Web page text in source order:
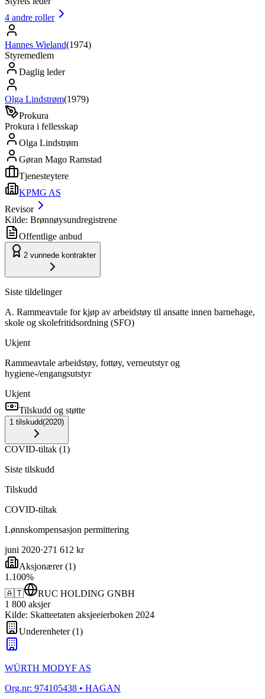
4 andre roller
Hannes Wieland(1974)
Styremedlem
Daglig leder
Olga Lindstrøm(1979)
Prokura
Prokura i fellesskap
Olga Lindstrøm
Gøran Mago Ramstad
Tjenesteytere
KPMG AS
Revisor
Kilde: Brønnøysundregistrene
Offentlige anbud
2 vunnede kontrakter
Siste tildelinger
A. Rammeavtale for kjøp av arbeidstøy til ansatte innen barnehage,
skole og skolefritidsordning (SFO)
Ukjent
Rammeavtale arbeidstøy, fottøy, verneutstyr og
hygiene-/engangsutstyr
Ukjent
Tilskudd og støtte
1 tilskudd(2020)
COVID-tiltak (1)
Siste tilskudd
Tilskudd
COVID-tiltak
Lønnskompensasjon permittering
juni 2020·271 612 kr
Aksjonærer(1)
1 .100%
🇦🇹
RUC HOLDING GNBH
1 800 aksjer
Kilde: Skatteetaten aksjeeierboken 2024
Underenheter(1)
WÜRTH MODYF AS
Org.nr: 974105438 • HAGAN